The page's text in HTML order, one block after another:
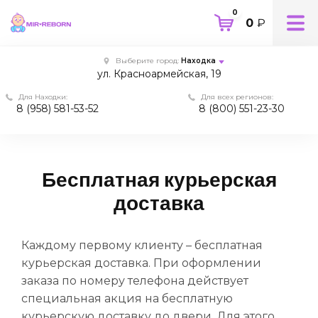
0
0 ₽
Выберите город: Находка
ул. Красноармейская, 19
Для всех регионов:
8 (800) 551-23-30
Для Находки:
8 (958) 581-53-52
Бесплатная курьерская
доставка
Каждому первому клиенту – бесплатная
курьерская доставка. При оформлении
заказа по номеру телефона действует
специальная акция на бесплатную